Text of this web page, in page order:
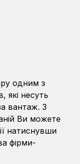
одним з
які несуть
вантаж. З
Ви можете
натиснувши
фірми-